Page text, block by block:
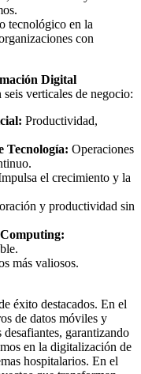
tecnológico en la
con
Digital
verticales de negocio:
Productividad,
Tecnología: Operaciones
el crecimiento y la
y productividad sin
más valiosos.
éxito destacados. En el
de datos móviles y
garantizando
en la digitalización de
hospitalarios. En el